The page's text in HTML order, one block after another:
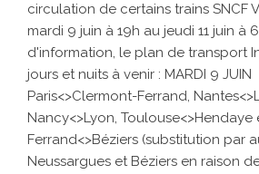
circulation de certains trains SNCF
mardi 9 juin à 19h au jeudi 11 juin à
d'information, le plan de transport
jours et nuits à venir : MARDI 9
Paris<>Clermont-Ferrand,
Nancy<>Lyon,
Ferrand<>Béziers (substitution par
Neussargues et Béziers en raison